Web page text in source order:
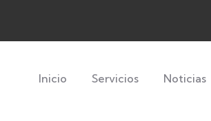
Inicio Servicios Noticias